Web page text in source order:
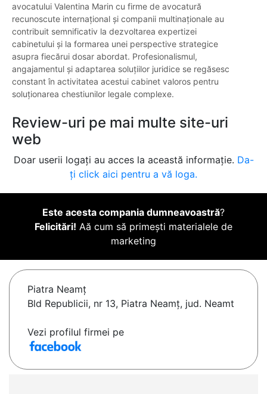
avocatului Valentina Marin cu firme de avocatură
recunoscute internațional și companii multinaționale au
contribuit semnificativ la dezvoltarea expertizei
cabinetului și la formarea unei perspective strategice
asupra fiecărui dosar abordat. Profesionalismul,
angajamentul și adaptarea soluțiilor juridice se regăsesc
constant în activitatea acestui cabinet valoros pentru
soluționarea chestiunilor legale complexe.
Review-uri pe mai multe site-uri
web
Doar userii logați au acces la această informație. Da-
ți click aici pentru a vă loga.
Este acesta compania dumneavoastră?
Felicitări! Aă cum să primești materialele de
marketing
Piatra Neamţ
Bld Republicii, nr 13, Piatra Neamț, jud. Neamt
Vezi profilul firmei pe